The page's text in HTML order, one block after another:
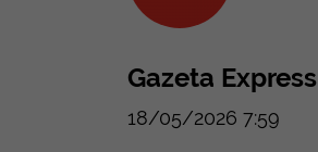
Gazeta Express
18/05/2026 7:59